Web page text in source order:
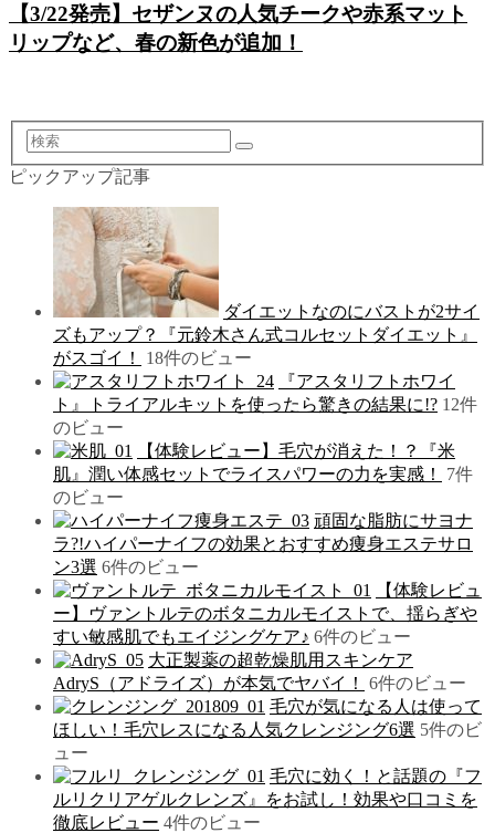
【3/22発売】セザンヌの人気チークや赤系マット
リップなど、春の新色が追加！
検
索
ピックアップ記事
ダイエットなのにバストが2サイ
ズもアップ？『元鈴木さん式コルセットダイエット』
がスゴイ！
18件のビュー
『アスタリフトホワイ
ト』トライアルキットを使ったら驚きの結果に!? 12件
のビュー
【体験レビュー】毛穴が消えた！？『米
肌』潤い体感セットでライスパワーの力を実感！
7件
のビュー
頑固な脂肪にサヨナ
ラ?!ハイパーナイフの効果とおすすめ痩身エステサロ
ン3選 6件のビュー
【体験レビュ
ー】ヴァントルテのボタニカルモイストで、揺らぎや
すい敏感肌でもエイジングケア♪ 6件のビュー
大正製薬の超乾燥肌用スキンケア
AdryS（アドライズ）が本気でヤバイ！
6件のビュー
毛穴が気になる人は使って
ほしい！毛穴レスになる人気クレンジング6選 5件のビ
ュー
毛穴に効く！と話題の『フ
ルリクリアゲルクレンズ』をお試し！効果や口コミを
徹底レビュー 4件のビュー